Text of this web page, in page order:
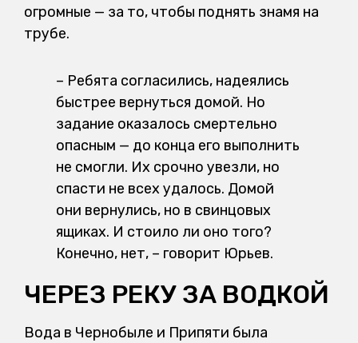
огромные — за то, чтобы поднять знамя на
трубе.
– Ребята согласились, надеялись
быстрее вернуться домой. Но
задание оказалось смертельно
опасным — до конца его выполнить
не смогли. Их срочно увезли, но
спасти не всех удалось. Домой
они вернулись, но в свинцовых
ящиках. И стоило ли оно того?
Конечно, нет, – говорит Юрьев.
ЧЕРЕЗ РЕКУ ЗА ВОДКОЙ
Вода в Чернобыле и Припяти была